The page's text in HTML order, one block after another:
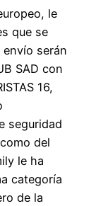
le
que se
serán
SAD con
16,
seguridad
del
le ha
categoría
de la